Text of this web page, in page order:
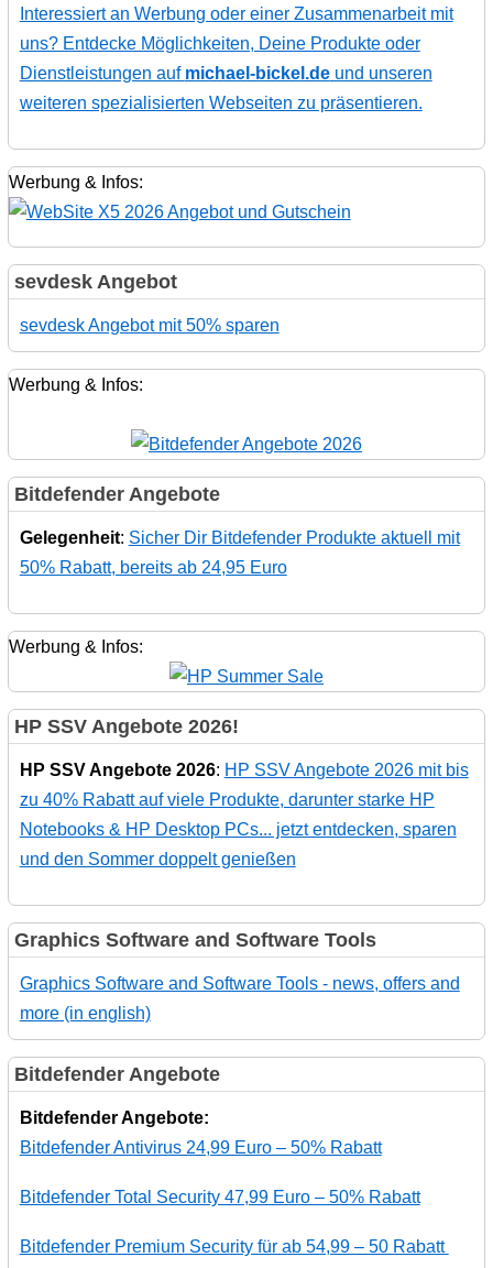
Interessiert an Werbung oder einer Zusammenarbeit mit
uns? Entdecke Möglichkeiten, Deine Produkte oder
Dienstleistungen auf michael-bickel.deund unseren
weiteren spezialisierten Webseiten zu präsentieren.
Werbung & Infos:
sevdesk Angebot
sevdesk Angebot mit 50% sparen
Werbung & Infos:
Bitdefender Angebote
Gelegenheit: Sicher Dir Bitdefender Produkte aktuell mit
50% Rabatt, bereits ab 24,95 Euro
Werbung & Infos:
HP SSV Angebote 2026!
HP SSV Angebote 2026: HP SSV Angebote 2026 mit bis
zu 40% Rabatt auf viele Produkte, darunter starke HP
Notebooks & HP Desktop PCs... jetzt entdecken, sparen
und den Sommer doppelt genießen
Graphics Software and Software Tools
Graphics Software and Software Tools - news, offers and
more (in english)
Bitdefender Angebote
Bitdefender Angebote:
Bitdefender Antivirus 24,99 Euro – 50% Rabatt
Bitdefender Total Security 47,99 Euro – 50% Rabatt
Bitdefender Premium Security für ab 54,99 – 50 Rabatt